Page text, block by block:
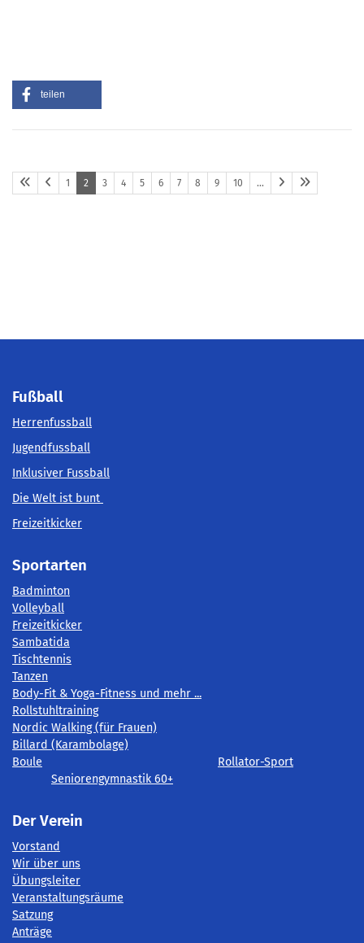
teilen
1 2 3 4 5 6 7 8 9 10 …
Fußball
Herrenfussball
Jugendfussball
Inklusiver Fussball
Die Welt ist bunt
Freizeitkicker
Sportarten
Badminton
Volleyball
Freizeitkicker
Sambatida
Tischtennis
Tanzen
Body-Fit & Yoga-Fitness und mehr ...
Rollstuhltraining
Nordic Walking (für Frauen)
Billard (Karambolage)
Boule
Rollator-Sport
Seniorengymnastik 60+
Der Verein
Vorstand
Wir über uns
Übungsleiter
Veranstaltungsräume
Satzung
Anträge